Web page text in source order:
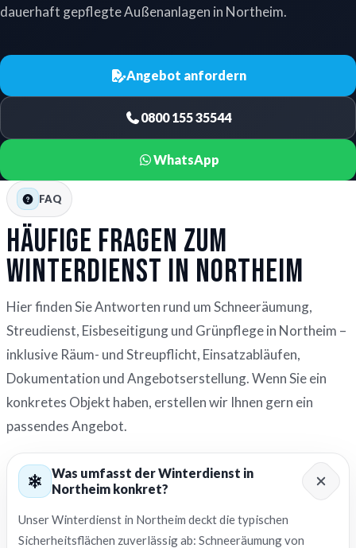
dauerhaft gepflegte Außenanlagen in Northeim.
Angebot anfordern
0800 155 35544
WhatsApp
FAQ
Häufige Fragen zum
Winterdienst in Northeim
Hier finden Sie Antworten rund um Schneeräumung,
Streudienst, Eisbeseitigung und Grünpflege in Northeim –
inklusive Räum- und Streupflicht, Einsatzabläufen,
Dokumentation und Angebotserstellung. Wenn Sie ein
konkretes Objekt haben, erstellen wir Ihnen gern ein
passendes Angebot.
Was umfasst der Winterdienst in
Northeim konkret?
Unser Winterdienst in Northeim deckt die typischen
Sicherheitsflächen zuverlässig ab: Schneeräumung von